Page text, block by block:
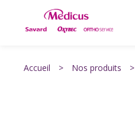
Accueil > Nos produits >